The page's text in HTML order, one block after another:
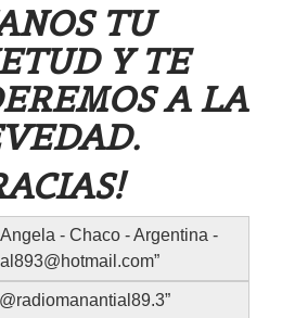
TU
Y TE
A LA
- Chaco - Argentina -